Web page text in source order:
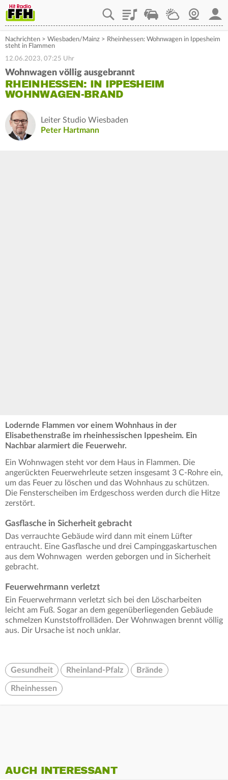
PlaylistStaupilotWetterWebcam
Nachrichten > Wiesbaden/Mainz > Rheinhessen: Wohnwagen in Ippesheim
steht in Flammen
12.06.2023, 07:25 Uhr
Wohnwagen völlig ausgebrannt
RHEINHESSEN: IN IPPESHEIM
WOHNWAGEN-BRAND
Leiter Studio Wiesbaden
Peter Hartmann
Lodernde Flammen vor einem Wohnhaus in der
Elisabethenstraße im rheinhessischen Ippesheim. Ein
Nachbar alarmiert die Feuerwehr.
Ein Wohnwagen steht vor dem Haus in Flammen. Die
angerückten Feuerwehrleute setzen insgesamt 3 C-Rohre ein,
um das Feuer zu löschen und das Wohnhaus zu schützen.
Die Fensterscheiben im Erdgeschoss werden durch die Hitze
zerstört.
Gasflasche in Sicherheit gebracht
Das verrauchte Gebäude wird dann mit einem Lüfter
entraucht. Eine Gasflasche und drei Campinggaskartuschen
aus dem Wohnwagen werden geborgen und in Sicherheit
gebracht.
Feuerwehrmann verletzt
Ein Feuerwehrmann verletzt sich bei den Löscharbeiten
leicht am Fuß. Sogar an dem gegenüberliegenden Gebäude
schmelzen Kunststoffrolläden. Der Wohnwagen brennt völlig
aus. Dir Ursache ist noch unklar.
Gesundheit Rheinland-Pfalz Brände
Rheinhessen
AUCH INTERESSANT